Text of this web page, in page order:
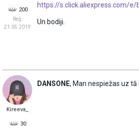
200
Reģ:
21.05.2019
https://s.click.aliexpress.com/e/
Un bodiji.
Kireeva_
30
DANSONE, Man nespiežas uz